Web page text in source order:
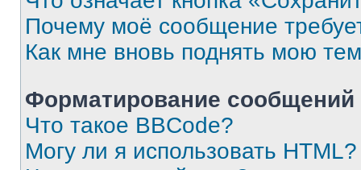
Почему моё сообщение
Как мне вновь поднять мою
Форматирование
Что такое BBCode?
Могу ли я использовать HTML?